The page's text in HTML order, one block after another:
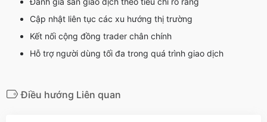
Cập nhật liên tục các xu hướng thị trường
Kết nối cộng đồng trader chân chính
Hỗ trợ người dùng tối đa trong quá trình giao dịch
Điều hướng Liên quan